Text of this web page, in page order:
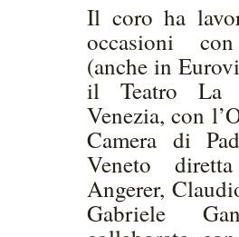
Il coro ha
occasioni
(anche in
il Teatro La
Venezia, con
Camera di
Veneto
Angerer,
Gabriele